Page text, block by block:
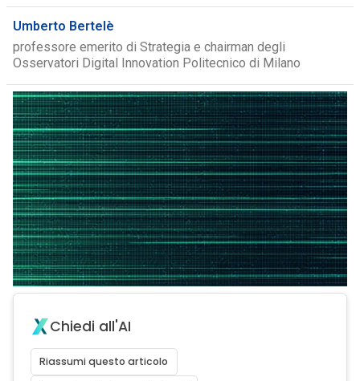
Umberto Bertelè
professore emerito di Strategia e chairman degli
Osservatori Digital Innovation Politecnico di Milano
Chiedi all'AI
Riassumi questo articolo